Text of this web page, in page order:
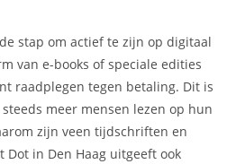
stap om actief te zijn op digitaal
van e-books of speciale edities
raadplegen tegen betaling. Dit is
meer mensen lezen op hun
zijn veen tijdschriften en
Dot in Den Haag uitgeeft ook